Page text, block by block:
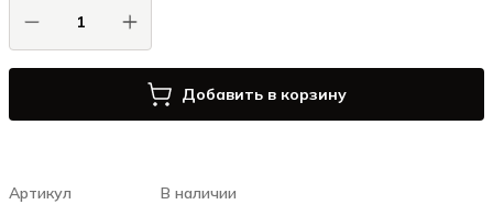
Добавить в корзину
Артикул В наличии